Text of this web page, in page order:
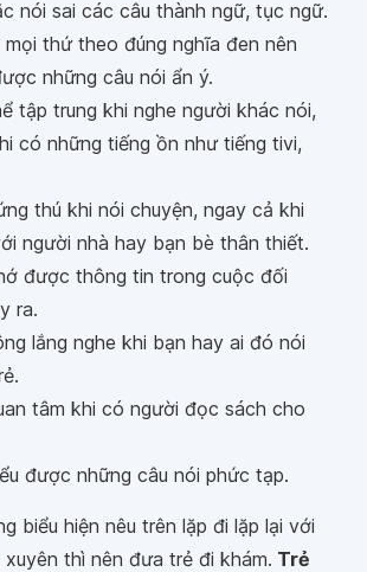
nói sai các câu thành ngữ, tục ngữ.
mọi thứ theo đúng nghĩa đen nên
những câu nói ẩn ý.
tập trung khi nghe người khác nói,
có những tiếng ồn như tiếng tivi,
thú khi nói chuyện, ngay cả khi
người nhà hay bạn bè thân thiết.
được thông tin trong cuộc đối
ra.
lắng nghe khi bạn hay ai đó nói
tâm khi có người đọc sách cho
được những câu nói phức tạp.
biểu hiện nêu trên lặp đi lặp lại với
thì nên đưa trẻ đi khám. Trẻ